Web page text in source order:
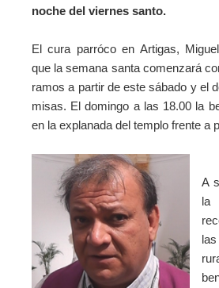
noche del viernes santo.
El cura parróco en Artigas,
que la semana santa comenzará
ramos a partir de este sábado y el
misas. El domingo a las 18.00 la
en la explanada del templo frente a
A